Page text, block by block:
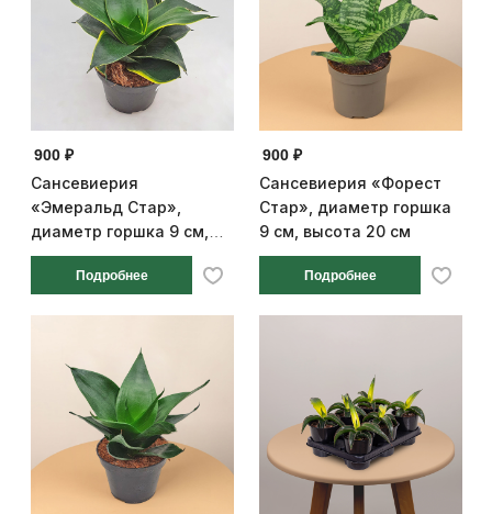
900 ₽
Сансевиерия
«Эмеральд Стар»,
диаметр горшка 9 см,
высота 20 см
Подробнее
900 ₽
Сансевиерия «Форест
Стар», диаметр горшка
9 см, высота 20 см
Подробнее